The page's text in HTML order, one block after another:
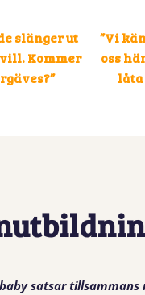
slänger ut
Kommer
”Vi
oss
låta
satsar